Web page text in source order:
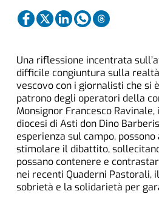
Una riflessione incentrata
difficile congiuntura sulla
vescovo con i giornalisti che si
patrono degli operatori della
Monsignor Francesco
diocesi di Asti don Dino
esperienza sul campo,
stimolare il dibattito,
possano contenere e
nei recenti Quaderni Pastorali,
sobrietà e la solidarietà per